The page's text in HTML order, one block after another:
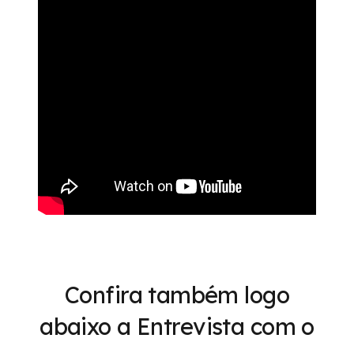
Confira também logo
abaixo a Entrevista com o